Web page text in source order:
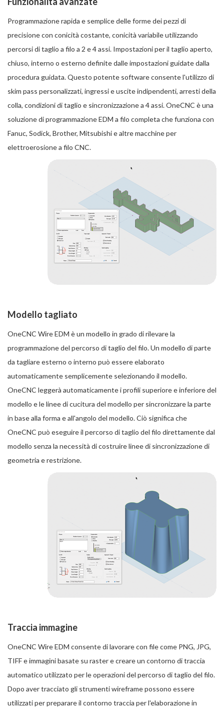
Programmazione rapida e semplice delle forme dei pezzi di
precisione con conicità costante, conicità variabile utilizzando
percorsi di taglio a filo a 2 e 4 assi. Impostazioni per il taglio aperto,
chiuso, interno o esterno definite dalle impostazioni guidate dalla
procedura guidata. Questo potente software consente l'utilizzo di
skim pass personalizzati, ingressi e uscite indipendenti, arresti della
colla, condizioni di taglio e sincronizzazione a 4 assi. OneCNC è una
soluzione di programmazione EDM a filo completa che funziona con
Fanuc, Sodick, Brother, Mitsubishi e altre macchine per
elettroerosione a filo CNC.
Modello tagliato
OneCNC Wire EDM è un modello in grado di rilevare la
programmazione del percorso di taglio del filo. Un modello di parte
da tagliare esterno o interno può essere elaborato
automaticamente semplicemente selezionando il modello.
OneCNC leggerà automaticamente i profili superiore e inferiore del
modello e le linee di cucitura del modello per sincronizzare la parte
in base alla forma e all'angolo del modello. Ciò significa che
OneCNC può eseguire il percorso di taglio del filo direttamente dal
modello senza la necessità di costruire linee di sincronizzazione di
geometria e restrizione.
Traccia immagine
OneCNC Wire EDM consente di lavorare con file come PNG, JPG,
TIFF e immagini basate su raster e creare un contorno di traccia
automatico utilizzato per le operazioni del percorso di taglio del filo.
Dopo aver tracciato gli strumenti wireframe possono essere
utilizzati per preparare il contorno traccia per l'elaborazione in